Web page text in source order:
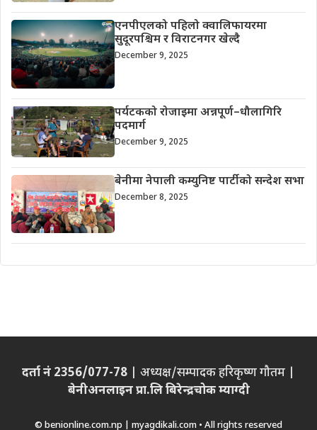
एनपीएलको पहिलो क्वालिफायरमा
सुदूरपश्चिम र विराटनगर खेल्दै
December 9, 2025
पर्यटकको रोजाइमा अन्नपूर्ण–धौलागिरि
पदमार्ग
December 9, 2025
बेनीमा नेपाली कम्युनिष्ट पार्टीको सन्देश सभा
December 8, 2025
दर्ता नं 2356/077-78 | अध्यक्ष/सम्पादक हरिकृष्ण गौतम |
बेनीअनलाइन प्रा.लि बिरेन्द्रचोक म्याग्दी
© benionline.com.np | myagdikali.com • All rights reserved